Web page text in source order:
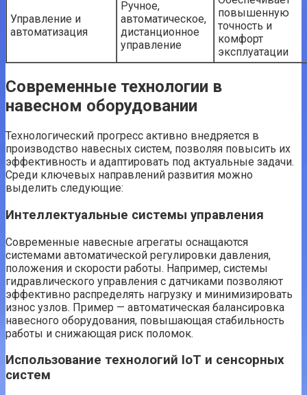
Управление и
автоматизация
Ручное,
автоматическое,
дистанционное
управление
повышенную
точность и
комфорт
эксплуатации
Современные технологии в
навесном оборудовании
Технологический прогресс активно внедряется в
производство навесных систем, позволяя повысить их
эффективность и адаптировать под актуальные задачи.
Среди ключевых направлений развития можно
выделить следующие:
Интеллектуальные системы управления
Современные навесные агрегаты оснащаются
системами автоматической регулировки давления,
положения и скорости работы. Например, системы
гидравлического управления с датчиками позволяют
эффективно распределять нагрузку и минимизировать
износ узлов. Пример — автоматическая балансировка
навесного оборудования, повышающая стабильность
работы и снижающая риск поломок.
Использование технологий IoT и сенсорных
систем